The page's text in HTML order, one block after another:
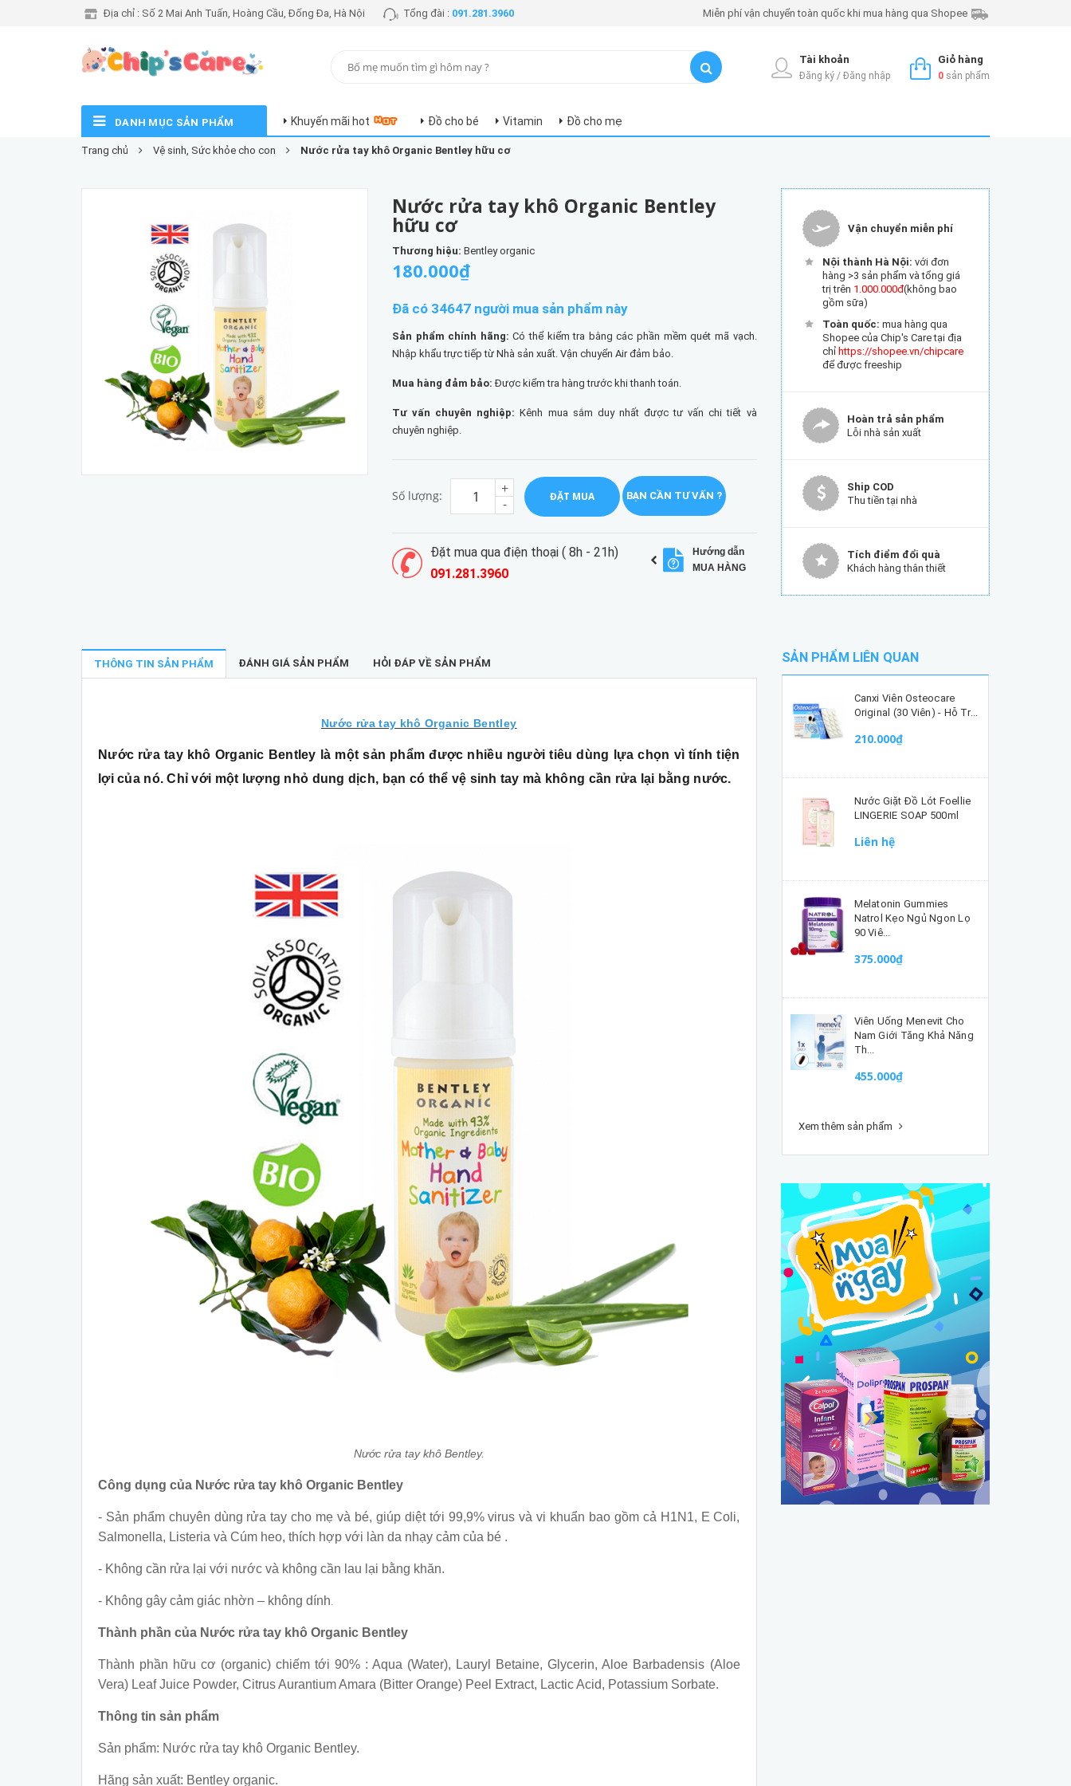
Địa chỉ : Số 2 Mai Anh Tuấn, Hoàng Cầu, Đống Đa, Hà Nội Tổng đài : 091.281.3960 Miễn phí vận chuyển toàn quốc khi mua hàng qua Shopee
Giỏ hàng
0 sản phẩm
Tài khoản
Đăng ký / Đăng nhập
DANH MỤC SẢN PHẨM Khuyến mãi hot Đồ cho bé Vitamin Đồ cho mẹ
Trang chủ Vệ sinh, Sức khỏe cho con Nước rửa tay khô Organic Bentley hữu cơ
Nước rửa tay khô Organic Bentley
hữu cơ
Thương hiệu: Bentley organic
180.000₫
Đã có 34647 người mua sản phẩm này
Sản phẩm chính hãng: Có thể kiểm tra bằng các phần mềm quét mã vạch.
Nhập khẩu trực tiếp từ Nhà sản xuất. Vận chuyển Air đảm bảo.
Mua hàng đảm bảo: Được kiểm tra hàng trước khi thanh toán.
Tư vấn chuyên nghiệp: Kênh mua sắm duy nhất được tư vấn chi tiết và
chuyên nghiệp.
Số lượng: -
+ ĐẶT MUA BẠN CẦN TƯ VẤN ?
Đặt mua qua điện thoại ( 8h - 21h)
091.281.3960
Hướng dẫn
MUA HÀNG
Vận chuyển miễn phí
Nội thành Hà Nội: với đơn
hàng >3 sản phẩm và tổng giá
trị trên 1.000.000đ(không bao
gồm sữa)
Toàn quốc: mua hàng qua
Shopee của Chip's Care tại địa
chỉ https://shopee.vn/chipcare
để được freeship
Hoàn trả sản phẩm
Lỗi nhà sản xuất
Ship COD
Thu tiền tại nhà
Tích điểm đổi quà
Khách hàng thân thiết
THÔNG TIN SẢN PHẨM ĐÁNH GIÁ SẢN PHẨM HỎI ĐÁP VỀ SẢN PHẨM
Nước rửa tay khô Organic Bentley
Nước rửa tay khô Organic Bentley là một sản phẩm được nhiều người tiêu dùng lựa chọn vì tính tiện
lợi của nó. Chỉ với một lượng nhỏ dung dịch, bạn có thể vệ sinh tay mà không cần rửa lại bằng nước.
Nước rửa tay khô Bentley.
Công dụng của Nước rửa tay khô Organic Bentley
- Sản phẩm chuyên dùng rửa tay cho mẹ và bé, giúp diệt tới 99,9% virus và vi khuẩn bao gồm cả H1N1, E Coli,
Salmonella, Listeria và Cúm heo, thích hợp với làn da nhạy cảm của bé .
- Không cần rửa lại với nước và không cần lau lại bằng khăn.
- Không gây cảm giác nhờn – không dính
Thành phần của Nước rửa tay khô Organic Bentley
Thành phần hữu cơ (organic) chiếm tới 90% : Aqua (Water), Lauryl Betaine, Glycerin, Aloe Barbadensis (Aloe
Vera) Leaf Juice Powder, Citrus Aurantium Amara (Bitter Orange) Peel Extract, Lactic Acid, Potassium Sorbate.
Thông tin sản phẩm
Sản phẩm: Nước rửa tay khô Organic Bentley.
Hãng sản xuất: Bentley organic.
SẢN PHẨM LIÊN QUAN
Canxi Viên Osteocare
Original (30 Viên) - Hỗ Tr...
210.000₫
Nước Giặt Đồ Lót Foellie
LINGERIE SOAP 500ml
Liên hệ
Melatonin Gummies
Natrol Kẹo Ngủ Ngon Lọ
90 Viê...
375.000₫
Viên Uống Menevit Cho
Nam Giới Tăng Khả Năng
Th...
455.000₫
Xem thêm sản phẩm